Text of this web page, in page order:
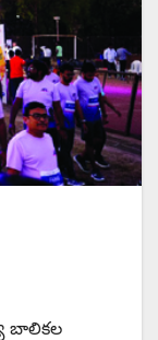
బాలికల